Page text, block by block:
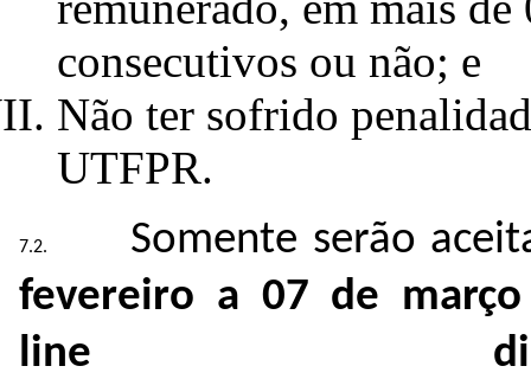
consecutivos ou não; e
Não ter sofrido
UTFPR.
Somente serão
fevereiro a 07 de
line